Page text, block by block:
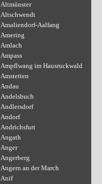
Altmünster
Altschwendt
Amaliendorf-Aalfang
Amering
Amlach
Ampass
Ampflwang im Hausruckwald
Amstetten
Andau
Andelsbuch
Andlersdorf
Andorf
Andrichsfurt
Angath
Anger
Angerberg
Angern an der March
Anif